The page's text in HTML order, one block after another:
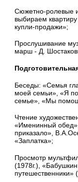
Сюжетно-ролевые
выбираем
купли-продажи»;
Прослушивание
марш - Д.
Беседы: «Семья
моей семьи», «Я
семье», «Мы
Чтение
«Именинный
приказало»,
«Заплатка»;
Просмотр
(1978г.),
путешественники»